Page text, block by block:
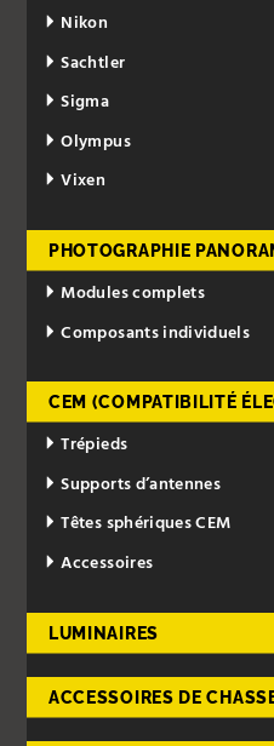
Nikon
Sachtler
Sigma
Olympus
Vixen
PHOTOGRAPHIE
Modules complets
Composants individuels
CEM (COMPATIBILITÉ
Trépieds
Supports d’antennes
Têtes sphériques CEM
Accessoires
LUMINAIRES
ACCESSOIRES DE